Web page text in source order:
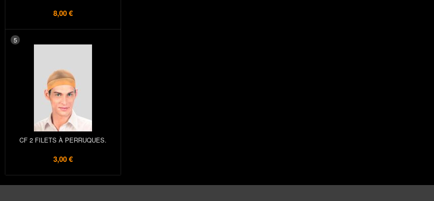
8,00 €
5
CF 2 FILETS À PERRUQUES.
3,00 €